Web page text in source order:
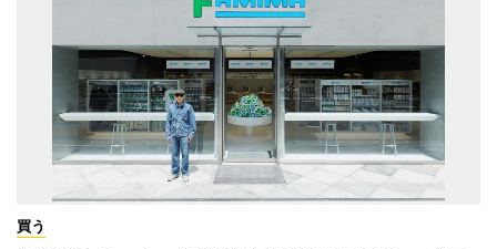
買う